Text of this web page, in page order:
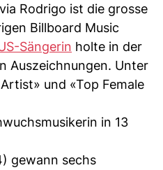
Rodrigo ist die grosse
Billboard Music
Sängerin holte in der
Auszeichnungen. Unter
und «Top Female
in 13
gewann sechs